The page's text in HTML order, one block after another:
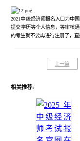
2021中级经济师报名入口为中
提交学历等个人信息，等审核
的考生就不要再进行注册了，直
上一篇
相关推荐: